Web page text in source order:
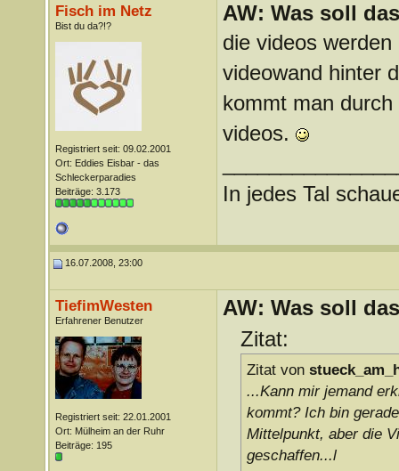
Fisch im Netz
Bist du da?!?
Registriert seit: 09.02.2001
Ort: Eddies Eisbar - das
Schleckerparadies
Beiträge: 3.173
AW: Was soll
die videos
videowand hinter
kommt man
videos.
In jedes Tal
16.07.2008, 23:00
TiefimWesten
Erfahrener Benutzer
Registriert seit: 22.01.2001
Ort: Mülheim an der Ruhr
Beiträge: 195
AW: Was soll
Zitat:
Zitat von
...Kann mir jemand
kommt? Ich bin
Mittelpunkt, aber die
geschaffen...l